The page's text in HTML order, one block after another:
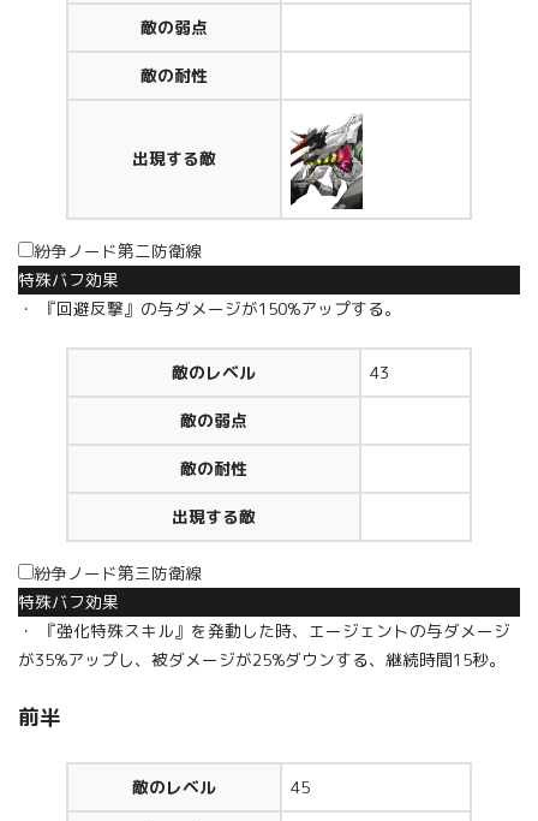
敵の弱点
敵の耐性
出現する敵
紛争ノード第二防衛線
特殊バフ効果
・ 『回避反撃』の与ダメージが150%アップする。
敵のレベル 43
敵の弱点
敵の耐性
出現する敵
紛争ノード第三防衛線
特殊バフ効果
・ 『強化特殊スキル』を発動した時、エージェントの与ダメージ
が35%アップし、被ダメージが25%ダウンする、継続時間15秒。
前半
敵のレベル 45